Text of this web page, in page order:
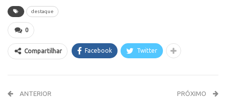
destaque
0
Compartilhar Facebook Twitter
ANTERIOR PRÓXIMO